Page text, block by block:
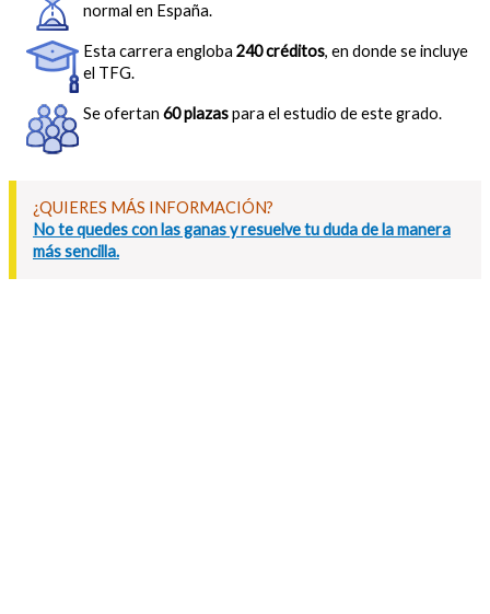
normal en España.
Esta carrera engloba 240 créditos, en donde se incluye
el TFG.
Se ofertan 60 plazaspara el estudio de este grado.
¿QUIERES MÁS INFORMACIÓN?
No te quedes con las ganas y resuelve tu duda de la manera
más sencilla.